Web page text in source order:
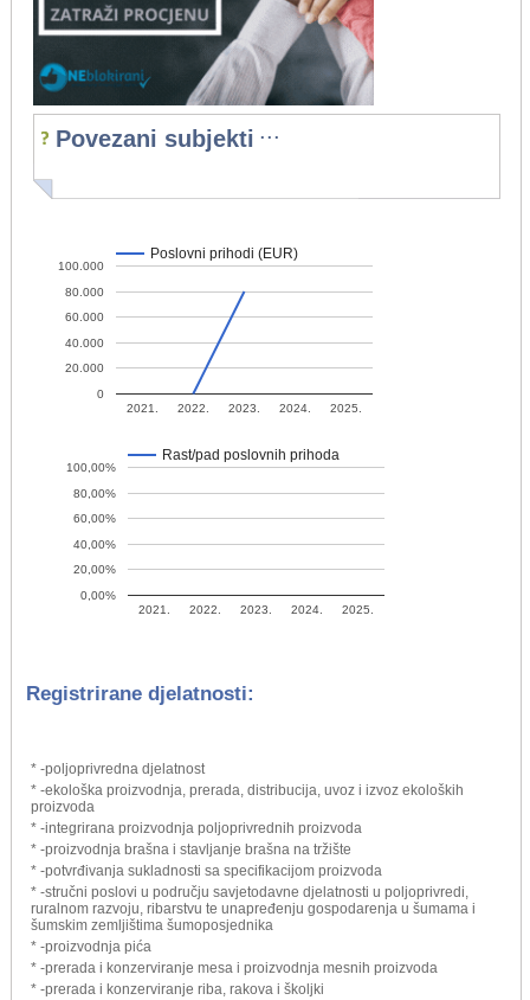
Povezani subjekti ...
Poslovni prihodi (EUR)
2021. 2022. 2023. 2024. 2025.
0
20.000
40.000
60.000
80.000
100.000
Rast/pad poslovnih prihoda
2021. 2022. 2023. 2024. 2025.
0,00%
20,00%
40,00%
60,00%
80,00%
100,00%
Registrirane djelatnosti:
* -poljoprivredna djelatnost
* -ekološka proizvodnja, prerada, distribucija, uvoz i izvoz ekoloških
proizvoda
* -integrirana proizvodnja poljoprivrednih proizvoda
* -proizvodnja brašna i stavljanje brašna na tržište
* -potvrđivanja sukladnosti sa specifikacijom proizvoda
* -stručni poslovi u području savjetodavne djelatnosti u poljoprivredi,
ruralnom razvoju, ribarstvu te unapređenju gospodarenja u šumama i
šumskim zemljištima šumoposjednika
* -proizvodnja pića
* -prerada i konzerviranje mesa i proizvodnja mesnih proizvoda
* -prerada i konzerviranje riba, rakova i školjki